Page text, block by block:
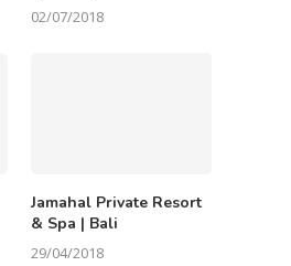
02/07/2018
Jamahal Private Resort
& Spa | Bali
29/04/2018